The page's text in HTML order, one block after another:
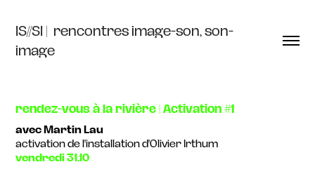
IS//SI |  rencontres image-son, son-
image
rendez-vous à la rivière | Activation #1
avec Martin Lau
activation de l'installation d'Olivier Irthum
vendredi 31.10